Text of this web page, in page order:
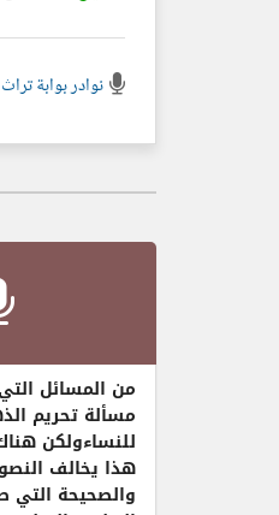
نوادر بوابة تراث
من المسائل
مسألة تحريم
للنساءولكن
هذا يخالف
والصحيحة التي